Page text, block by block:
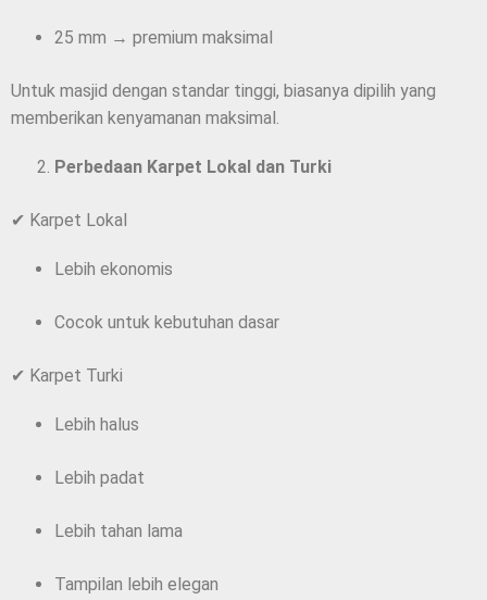
25 mm → premium maksimal
Untuk masjid dengan standar tinggi, biasanya dipilih yang
memberikan kenyamanan maksimal.
Perbedaan Karpet Lokal dan Turki
✔ Karpet Lokal
Lebih ekonomis
Cocok untuk kebutuhan dasar
✔ Karpet Turki
Lebih halus
Lebih padat
Lebih tahan lama
Tampilan lebih elegan